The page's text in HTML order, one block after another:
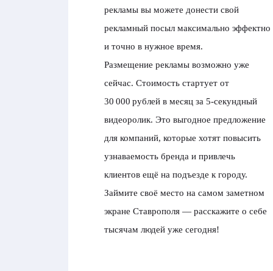
рекламы вы можете донести свой
рекламный посыл максимально эффектно
и точно в нужное время.
Размещение рекламы возможно уже
сейчас. Стоимость стартует от
30 000 рублей в месяц за 5-секундный
видеоролик. Это выгодное предложение
для компаний, которые хотят повысить
узнаваемость бренда и привлечь
клиентов ещё на подъезде к городу.
Займите своё место на самом заметном
экране Ставрополя — расскажите о себе
тысячам людей уже сегодня!